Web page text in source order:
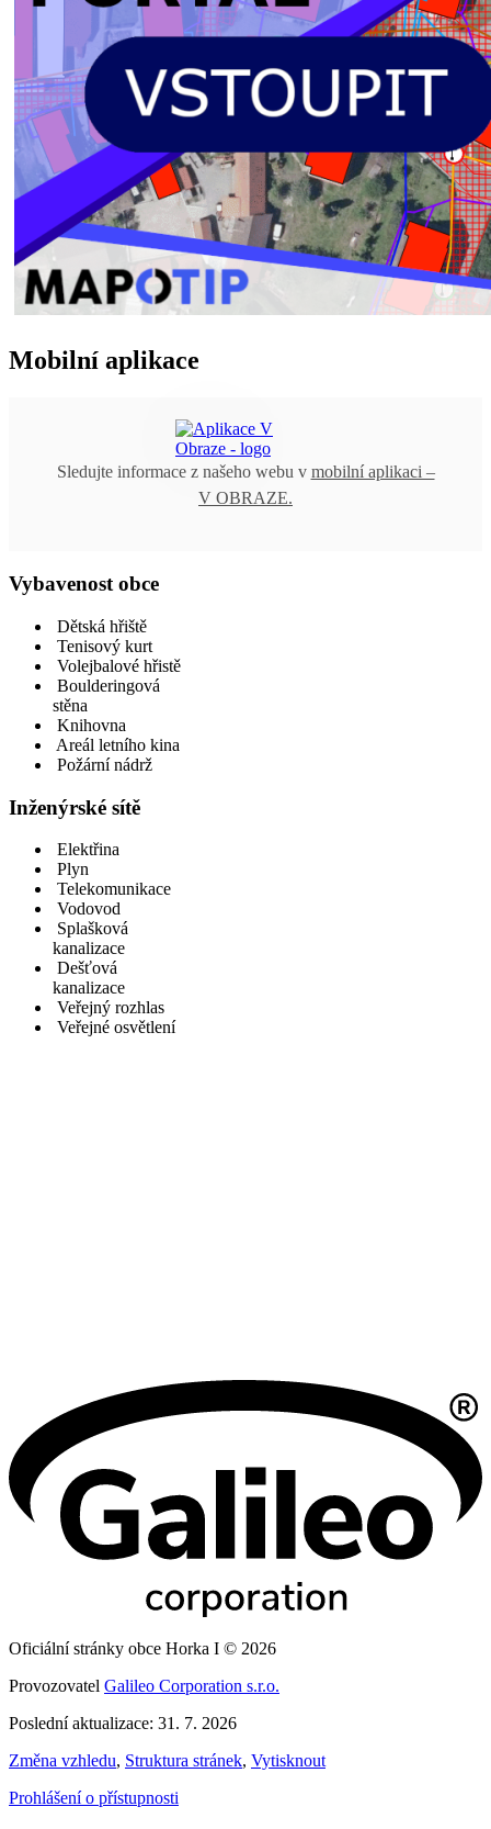
Mobilní aplikace
Sledujte informace z našeho webu v mobilní aplikaci –
V OBRAZE.
Vybavenost obce
Dětská hřiště
Tenisový kurt
Volejbalové hřistě
Boulderingová
stěna
Knihovna
Areál letního kina
Požární nádrž
Inženýrské sítě
Elektřina
Plyn
Telekomunikace
Vodovod
Splašková
kanalizace
Dešťová
kanalizace
Veřejný rozhlas
Veřejné osvětlení
Oficiální stránky obce Horka I © 2026
Provozovatel Galileo Corporation s.r.o.
Poslední aktualizace: 31. 7. 2026
Změna vzhledu, Struktura stránek, Vytisknout
Prohlášení o přístupnosti